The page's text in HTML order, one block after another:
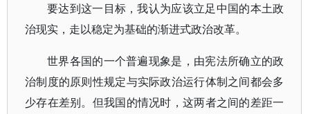
要达到这一目标，我认为应该立足中国的本土政
治现实，走以稳定为基础的渐进式政治改革。
世界各国的一个普遍现象是，由宪法所确立的政
治制度的原则性规定与实际政治运行体制之间都会多
少存在差别。但我国的情况时，这两者之间的差距一